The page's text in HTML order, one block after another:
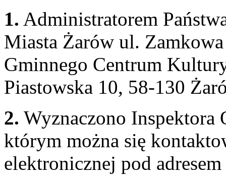
1. Administratorem
Miasta Żarów ul.
Gminnego Centrum
Piastowska 10, 58-130
2. Wyznaczono Inspektora
którym można się
elektronicznej pod